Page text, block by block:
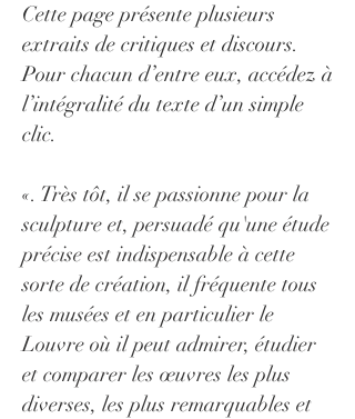
Cette page présente plusieurs
extraits de critiques et discours.
Pour chacun d’entre eux, accédez à
l’intégralité du texte d’un simple
clic.
«. Très tôt, il se passionne pour la
sculpture et, persuadé qu'une étude
précise est indispensable à cette
sorte de création, il fréquente tous
les musées et en particulier le
Louvre où il peut admirer, étudier
et comparer les œuvres les plus
diverses, les plus remarquables et